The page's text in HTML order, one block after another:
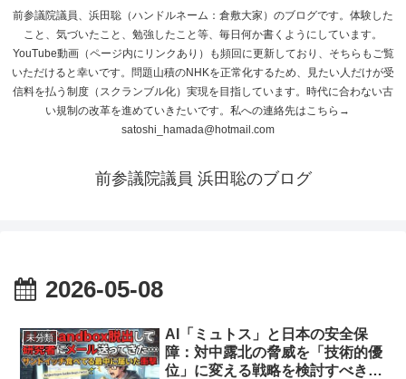
前参議院議員、浜田聡（ハンドルネーム：倉敷大家）のブログです。体験した
こと、気づいたこと、勉強したこと等、毎日何か書くようにしています。
YouTube動画（ページ内にリンクあり）も頻回に更新しており、そちらもご覧
いただけると幸いです。問題山積のNHKを正常化するため、見たい人だけが受
信料を払う制度（スクランブル化）実現を目指しています。時代に合わない古
い規制の改革を進めていきたいです。私への連絡先はこちら→
satoshi_hamada@hotmail.com
前参議院議員 浜田聡のブログ
2026-05-08
未分類
AI「ミュトス」と日本の安全保
障：対中露北の脅威を「技術的優
位」に変える戦略を検討すべきで